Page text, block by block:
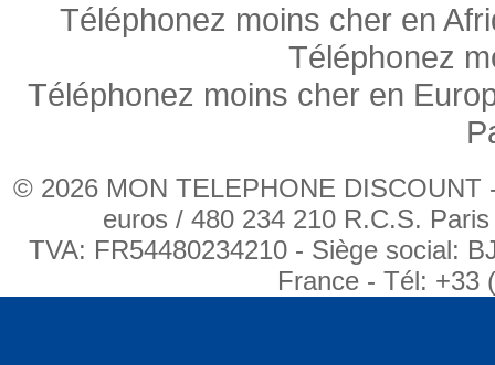
Téléphonez moins cher en
Téléphonez
Téléphonez moins cher en
© 2026 MON TELEPHONE DISCOUNT
euros / 480 234 210 R.C.S.
TVA: FR54480234210 - Siège social:
France - Tél: +33